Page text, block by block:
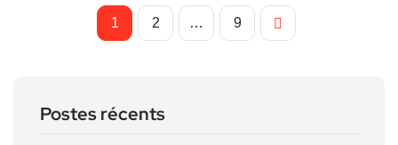
1 2 … 9
Postes récents